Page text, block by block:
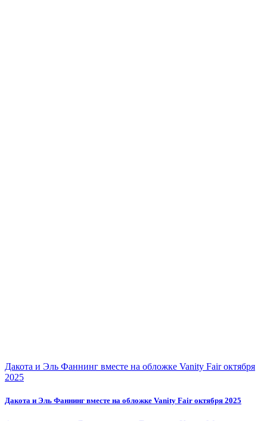
Дакота и Эль Фаннинг вместе на обложке Vanity Fair октября
2025
Дакота и Эль Фаннинг вместе на обложке Vanity Fair октября 2025